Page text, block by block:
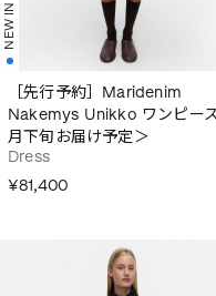
NEW IN
［先行予約］Maridenim
Nakemys Unikko ワンピー
月下旬お届け予定＞
Dress
¥81,400